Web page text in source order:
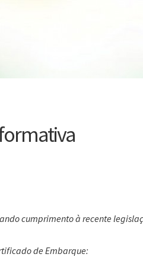
cumprimento à recente
de Embarque: